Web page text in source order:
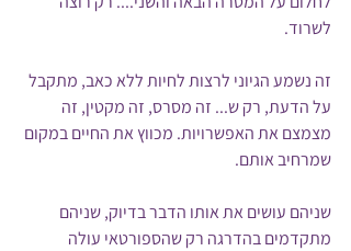
לשרוד.
זה נשמע הגיוני לרצות לחיות ללא כאב, מתקבל
על הדעת, רק ש... זה מסרס, זה מקטין, זה
מצמצם את האפשרויות. מכווץ את החיים במקום
שמרחיב אותם.
שניהם עושים את אותו הדבר בדיוק, שניהם
מתקדמים בהדרגה רק שהספורטאי עולה